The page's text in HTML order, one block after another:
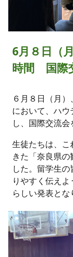
6月８日（
時間 国際
６月８日（月
において、ハ
し、国際交流会
生徒たちは、
きた「奈良県
した。留学生
りやすく伝え
らしい発表とな